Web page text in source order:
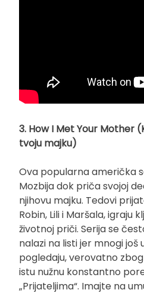
3. How I Met Your Mother
tvoju majku)
Ova popularna američka
Mozbija dok priča svojoj
njihovu majku. Tedovi
Robin, Lili i Maršala, igraju
životnoj priči. Serija se
nalazi na listi jer mnogi još
pogledaju, verovatno
istu nužnu konstantno
„Prijateljima“. Imajte na